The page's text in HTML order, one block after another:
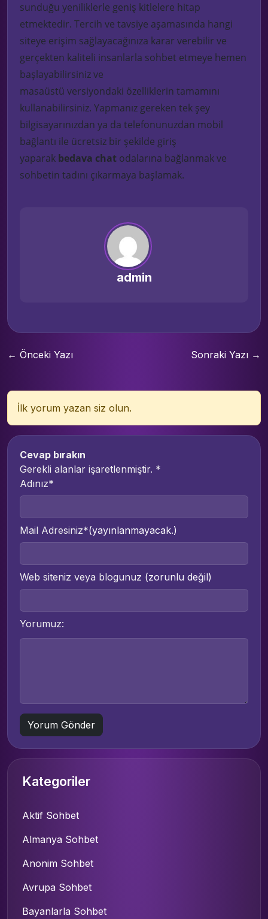
sunduğu yeniliklerle geniş kitlelere hitap
etmektedir. Tercih ve tavsiye aşamasında hangi
siteye erişim sağlayacağınıza karar verebilir ve
gerçekten kaliteli insanlarla sohbet etmeye hemen
başlayabilirsiniz ve
masaüstü versiyondaki özelliklerin tamamını
kullanabilirsiniz. Yapmanız gereken tek şey
bilgisayarınızdan ya da telefonunuzdan mobil
bağlantı ile ücretsiz bir şekilde giriş
yaparak bedava chat odalarına bağlanmak ve
sohbetin tadını çıkarmaya başlamak.
admin
← Önceki Yazı Sonraki Yazı →
İlk yorum yazan siz olun.
Cevap bırakın
Gerekli alanlar işaretlenmiştir. *
Adınız*
Mail Adresiniz*(yayınlanmayacak.)
Web siteniz veya blogunuz (zorunlu değil)
Yorumuz:
Kategoriler
Aktif Sohbet
Almanya Sohbet
Anonim Sohbet
Avrupa Sohbet
Bayanlarla Sohbet